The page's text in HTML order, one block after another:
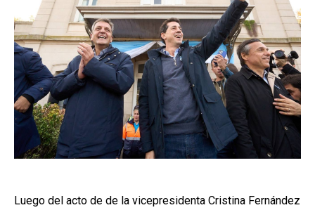
Luego del acto de de la vicepresidenta Cristina Fernández